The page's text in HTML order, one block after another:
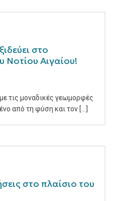
στο
Νοτίου Αιγαίου!
τις μοναδικές γεωμορφές
από τη φύση και τον [...]
στο πλαίσιο του